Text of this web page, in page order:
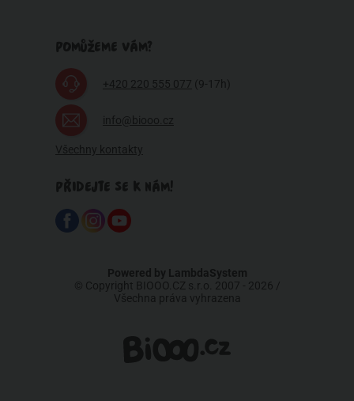
POMŮŽEME VÁM?
+420 220 555 077 (9-17h)
info@biooo.cz
Všechny kontakty
PŘIDEJTE SE K NÁM!
Powered by LambdaSystem
© Copyright BIOOO.CZ s.r.o. 2007 - 2026 /
Všechna práva vyhrazena